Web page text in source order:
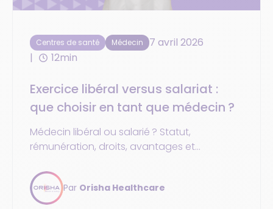
Centres de santé Médecin
7 avril 2026
12min
Exercice libéral versus salariat :
que choisir en tant que médecin ?
Médecin libéral ou salarié ? Statut,
rémunération, droits, avantages et
d’exercice !
Par Orisha Healthcare